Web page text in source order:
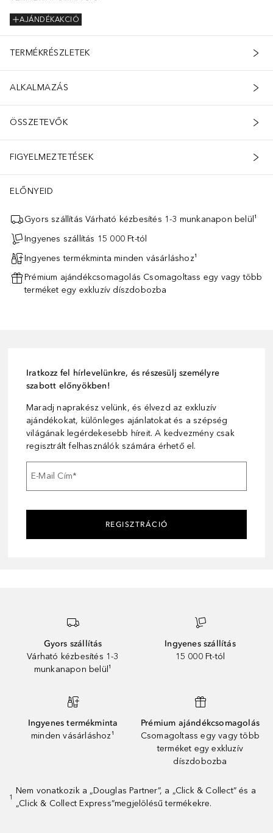
AJÁNDÉKAKCIÓ
TERMÉKRÉSZLETEK
ALKALMAZÁS
ÖSSZETEVŐK
FIGYELMEZTETÉSEK
ELŐNYEID
Gyors szállítás Várható kézbesítés 1-3 munkanapon belül¹
Ingyenes szállítás 15 000 Ft-tól
Ingyenes termékminta minden vásárláshoz¹
Prémium ajándékcsomagolás Csomagoltass egy vagy több
terméket egy exkluzív díszdobozba
Iratkozz fel hírlevelünkre, és részesülj személyre
szabott előnyökben!
Maradj naprakész velünk, és élvezd az exkluzív
ajándékokat, különleges ajánlatokat és a szépség
világának legérdekesebb híreit. A kedvezmény csak
regisztrált felhasználók számára érhető el.
E-Mail Cím*
REGISZTRÁCIÓ
Gyors szállítás
Várható kézbesítés 1-3
munkanapon belül¹
Ingyenes szállítás
15 000 Ft-tól
Ingyenes termékminta
minden vásárláshoz¹
Prémium ajándékcsomagolás
Csomagoltass egy vagy több
terméket egy exkluzív
díszdobozba
1
Nem vonatkozik a „Douglas Partner”, a „Click & Collect” és a
„Click & Collect Express”megjelölésű termékekre.